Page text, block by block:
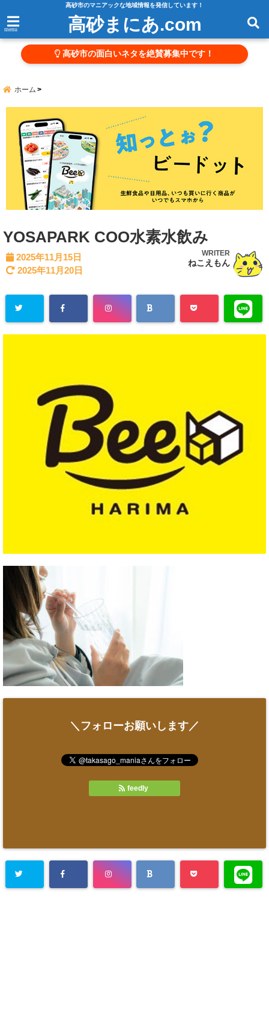
高砂市のマニアックな地域情報を発信しています！
menu 高砂まにあ.com
高砂市の面白いネタを絶賛募集中です！
ホーム
YOSAPARK COO水素水飲み
2025年11月15日
2025年11月20日
WRITER
ねこえもん
＼フォローお願いします／
feedly